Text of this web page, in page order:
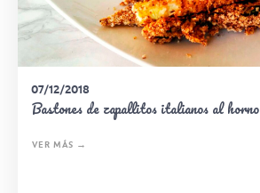
07/12/2018
Bastones de zapallitos italianos al horno
VER MÁS →